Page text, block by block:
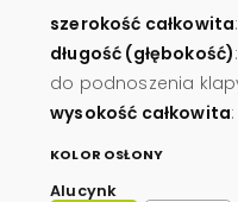
szerokość całkowita
długość (głębokość)
do podnoszenia
wysokość całkowita
KOLOR OSŁONY
Alucynk